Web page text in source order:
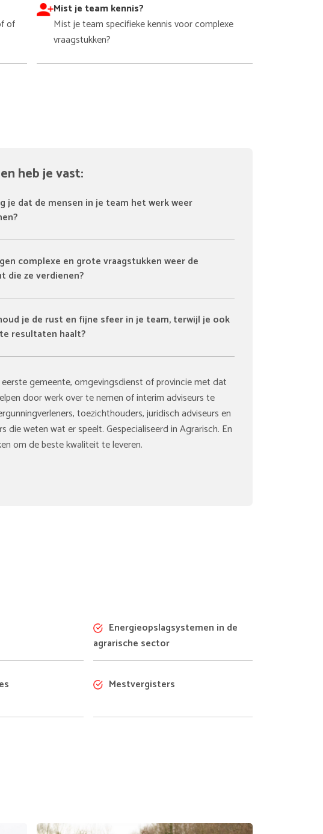
of
Mist je team kennis?
Mist je team specifieke kennis voor complexe
vraagstukken?
heb je vast:
je dat de mensen in je team het werk weer
complexe en grote vraagstukken weer de
die ze verdienen?
je de rust en fijne sfeer in je team, terwijl je ook
resultaten haalt?
gemeente, omgevingsdienst of provincie met dat
door werk over te nemen of interim adviseurs te
toezichthouders, juridisch adviseurs en
die weten wat er speelt. Gespecialiseerd in Agrarisch. En
om de beste kwaliteit te leveren.
Energieopslagsystemen in de
agrarische sector
Mestvergisters